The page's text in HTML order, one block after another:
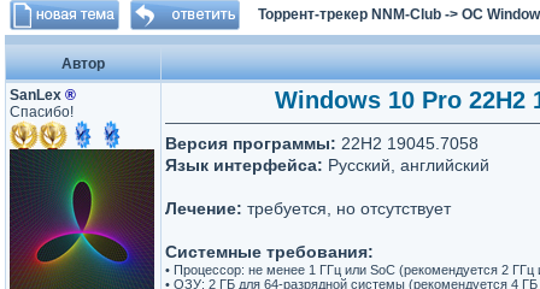
Торрент-трекер NNM-Club -> ОС
Автор
SanLex ®
Спасибо!
Windows 10 Pro 22H2
Версия программы: 22H2 19045.7058
Язык интерфейса: Русский, английский
Лечение: требуется, но отсутствует
Системные требования:
• Процессор: не менее 1 ГГц или SoC (рекомендуется 2
• ОЗУ: 2 ГБ для 64-разрядной системы (рекомендуется 4